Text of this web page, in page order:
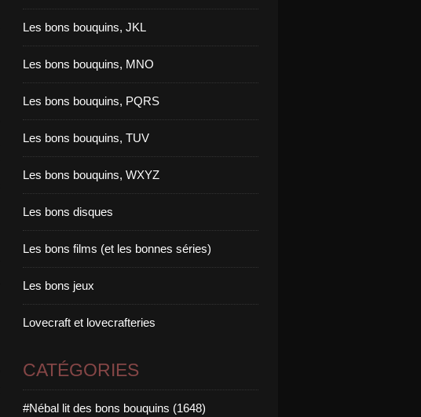
Les bons bouquins, JKL
Les bons bouquins, MNO
Les bons bouquins, PQRS
Les bons bouquins, TUV
Les bons bouquins, WXYZ
Les bons disques
Les bons films (et les bonnes séries)
Les bons jeux
Lovecraft et lovecrafteries
CATÉGORIES
#Nébal lit des bons bouquins (1648)